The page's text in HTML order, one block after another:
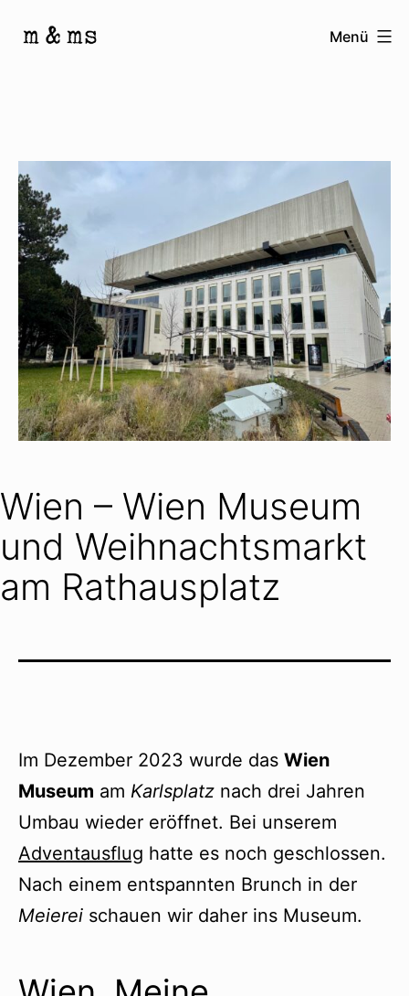
Inhalt
&
Ms
Menü
Wien – Wien Museum
und Weihnachtsmarkt
am Rathausplatz
Im Dezember 2023 wurde das Wien
Museum am Karlsplatz nach drei Jahren
Umbau wieder eröffnet. Bei unserem
Adventausflug hatte es noch geschlossen.
Nach einem entspannten Brunch in der
Meierei schauen wir daher ins Museum.